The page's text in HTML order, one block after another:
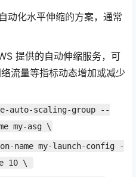
动化水平伸缩的方案，通常
提供的自动伸缩服务，可
流量等指标动态增加或减少
auto-scaling-group --
my-asg \
10 \